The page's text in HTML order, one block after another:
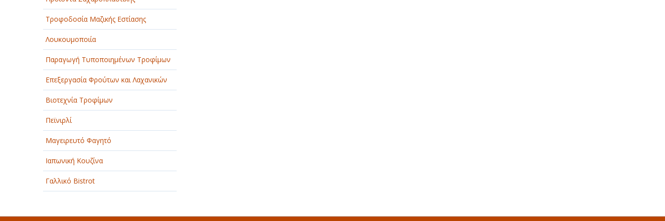
Τροφοδοσία Μαζικής Εστίασης
Λουκουμοποιία
Παραγωγή Τυποποιημένων Τροφίμων
Επεξεργασία Φρούτων και Λαχανικών
Βιοτεχνία Τροφίμων
Πεϊνιρλί
Μαγειρευτό Φαγητό
Ιαπωνική Κουζίνα
Γαλλικό Bistrot